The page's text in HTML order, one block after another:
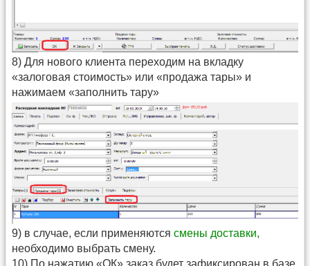
8) Для нового клиента переходим на вкладку
«залоговая стоимость» или «продажа тары» и
нажимаем «заполнить тару»
9) в случае, если применяются смены доставки,
необходимо выбрать смену.
10) По нажатию «ОК» заказ будет зафиксирован в базе,